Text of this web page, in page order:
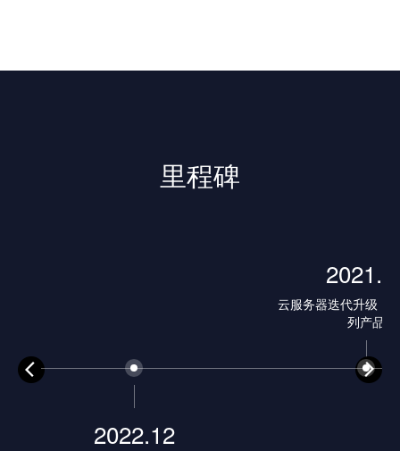
里程碑
2022.12
云服务器迭代升级，
列产品